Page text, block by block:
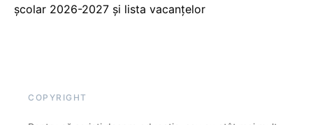
școlar 2026-2027 și lista vacanțelor
COPYRIGHT